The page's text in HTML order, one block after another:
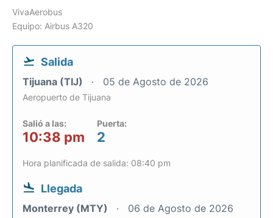
VivaAerobus
Equipo: Airbus A320
Salida
Tijuana (TIJ) 05 de Agosto de 2026
Aeropuerto de Tijuana
Salió a las:
10:38 pm
Puerta:
2
Hora planificada de salida: 08:40 pm
Llegada
Monterrey (MTY) 06 de Agosto de 2026